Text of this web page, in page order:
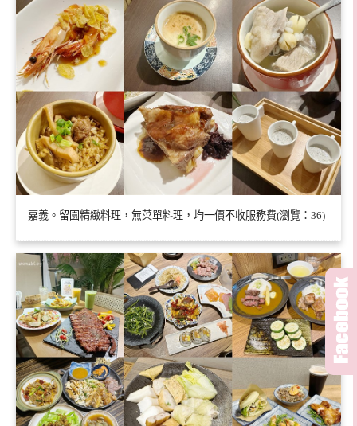
嘉義。留園精緻料理，無菜單料理，均一價不收服務費(瀏覽：36)